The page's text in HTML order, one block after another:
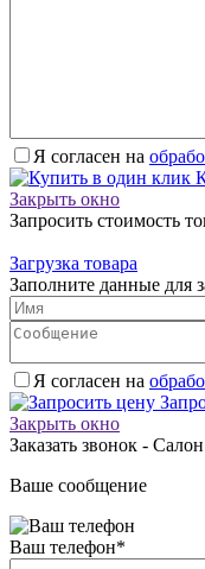
Я согласен на
Закрыть окно
Запросить стоимость
Загрузка товара
Заполните данные для
Я согласен на
Закрыть окно
Заказать звонок -
Ваше сообщение
Ваш телефон*